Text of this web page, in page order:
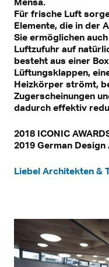
Für frische Luft
Elemente, die in der
Sie ermöglichen
Luftzufuhr auf
besteht aus einer
Lüftungsklappen,
Heizkörper strömt,
Zugerscheinungen
dadurch effektiv
2018 ICONIC
2019 German
Liebel Architekten &